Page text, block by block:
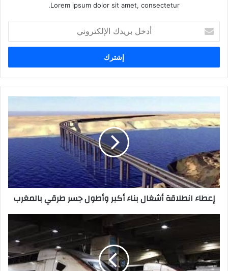
Lorem ipsum dolor sit amet, consectetur.
بريدك
الإلكتروني
إعطاء انطلاقة أشغال بناء أكبر وأطول جسر طرقي بالمغرب